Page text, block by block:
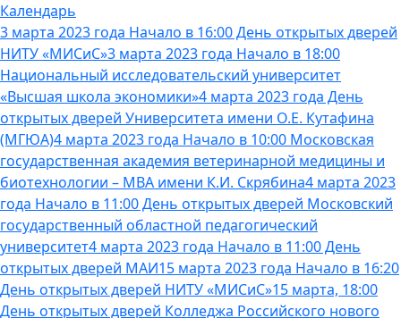
Календарь
3 марта 2023 года Начало в 16:00 День открытых дверей
НИТУ «МИСиС»3 марта 2023 года Начало в 18:00
Национальный исследовательский университет
«Высшая школа экономики»4 марта 2023 года День
открытых дверей Университета имени О.Е. Кутафина
(МГЮА)4 марта 2023 года Начало в 10:00 Московская
государственная академия ветеринарной медицины и
биотехнологии – МВА имени К.И. Скрябина4 марта 2023
года Начало в 11:00 День открытых дверей Московский
государственный областной педагогический
университет4 марта 2023 года Начало в 11:00 День
открытых дверей МАИ15 марта 2023 года Начало в 16:20
День открытых дверей НИТУ «МИСиС»15 марта, 18:00
День открытых дверей Колледжа Российского нового